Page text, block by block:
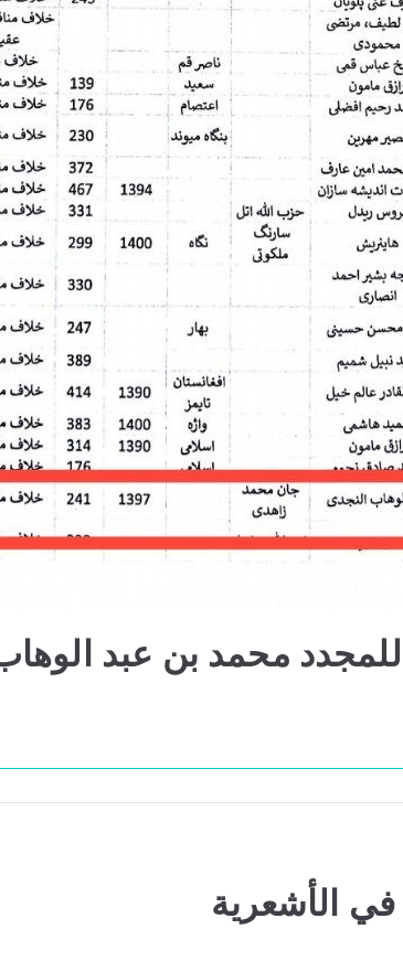
للمجدد محمد بن عبد
الأشعرية